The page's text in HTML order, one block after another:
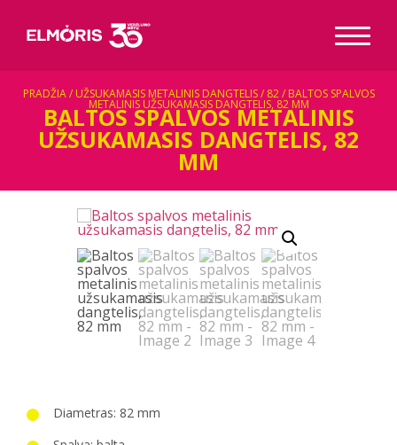
PRADŽIA/ UŽSUKAMASIS METALINIS DANGTELIS/ 82/ BALTOS SPALVOS
METALINIS UŽSUKAMASIS DANGTELIS, 82 MM
BALTOS SPALVOS METALINIS
UŽSUKAMASIS DANGTELIS, 82
MM
Diametras: 82 mm